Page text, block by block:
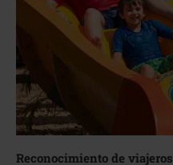
Reconocimiento de viajeros